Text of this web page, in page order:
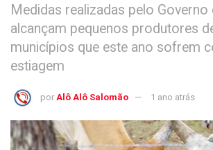
Medidas realizadas pelo
alcançam pequenos produtores
municípios que este ano sofrem
estiagem
por Alô Alô Salomão 1 ano atrás